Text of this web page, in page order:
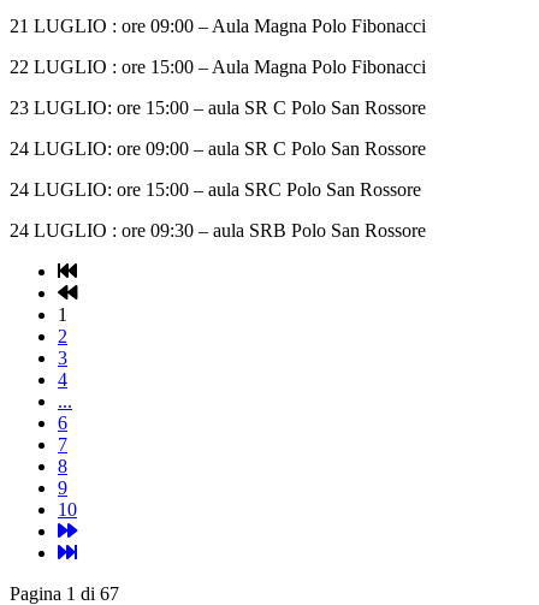
21 LUGLIO : ore 09:00 – Aula Magna Polo Fibonacci
22 LUGLIO : ore 15:00 – Aula Magna Polo Fibonacci
23 LUGLIO: ore 15:00 – aula SR C Polo San Rossore
24 LUGLIO: ore 09:00 – aula SR C Polo San Rossore
24 LUGLIO: ore 15:00 – aula SRC Polo San Rossore
24 LUGLIO : ore 09:30 – aula SRB Polo San Rossore
1
2
3
4
...
6
7
8
9
10
Pagina 1 di 67